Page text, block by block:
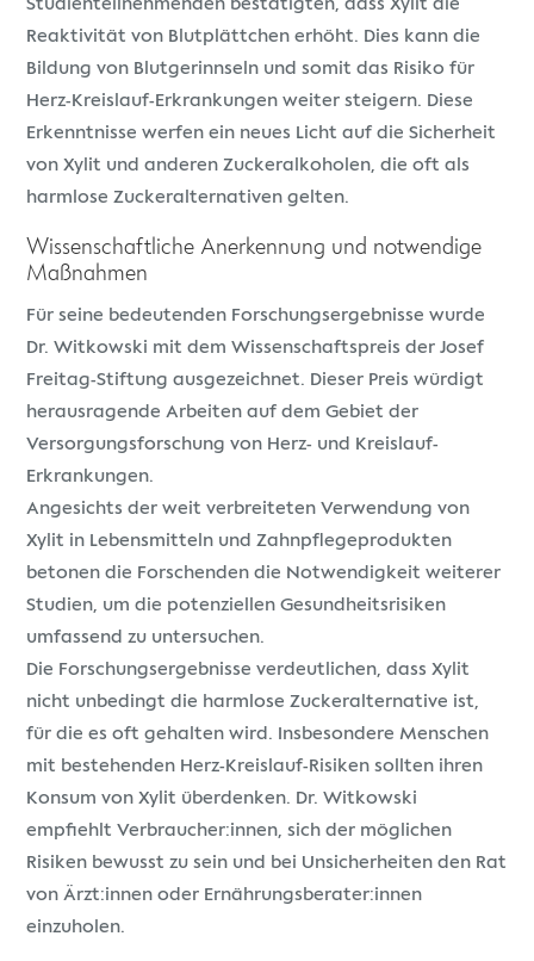
Reaktivität von Blutplättchen erhöht. Dies kann die
Bildung von Blutgerinnseln und somit das Risiko für
Herz-Kreislauf-Erkrankungen weiter steigern. Diese
Erkenntnisse werfen ein neues Licht auf die Sicherheit
von Xylit und anderen Zuckeralkoholen, die oft als
harmlose Zuckeralternativen gelten.
Wissenschaftliche Anerkennung und notwendige
Maßnahmen
Für seine bedeutenden Forschungsergebnisse wurde
Dr. Witkowski mit dem Wissenschaftspreis der Josef
Freitag-Stiftung ausgezeichnet. Dieser Preis würdigt
herausragende Arbeiten auf dem Gebiet der
Versorgungsforschung von Herz- und Kreislauf-
Erkrankungen.
Angesichts der weit verbreiteten Verwendung von
Xylit in Lebensmitteln und Zahnpflegeprodukten
betonen die Forschenden die Notwendigkeit weiterer
Studien, um die potenziellen Gesundheitsrisiken
umfassend zu untersuchen.
Die Forschungsergebnisse verdeutlichen, dass Xylit
nicht unbedingt die harmlose Zuckeralternative ist,
für die es oft gehalten wird. Insbesondere Menschen
mit bestehenden Herz-Kreislauf-Risiken sollten ihren
Konsum von Xylit überdenken. Dr. Witkowski
empfiehlt Verbraucher:innen, sich der möglichen
Risiken bewusst zu sein und bei Unsicherheiten den Rat
von Ärzt:innen oder Ernährungsberater:innen
einzuholen.